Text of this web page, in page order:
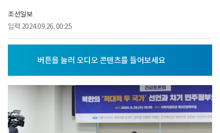
조선일보
입력 2024.09.26. 00:25